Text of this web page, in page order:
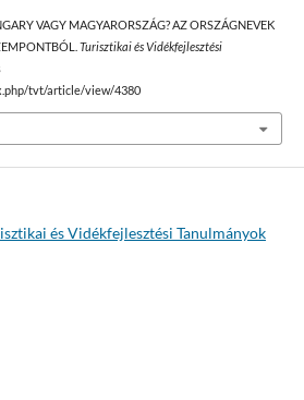
VAGY MAGYARORSZÁG? AZ ORSZÁGNEVEK
Turisztikai és Vidékfejlesztési
tvt/article/view/4380
és Vidékfejlesztési Tanulmányok